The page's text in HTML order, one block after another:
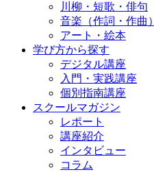
川柳・短歌・俳句
音楽（作詞・作曲）
アート・絵本
学び方から探す
デジタル講座
入門・実践講座
個別指南講座
スクールマガジン
レポート
講座紹介
インタビュー
コラム